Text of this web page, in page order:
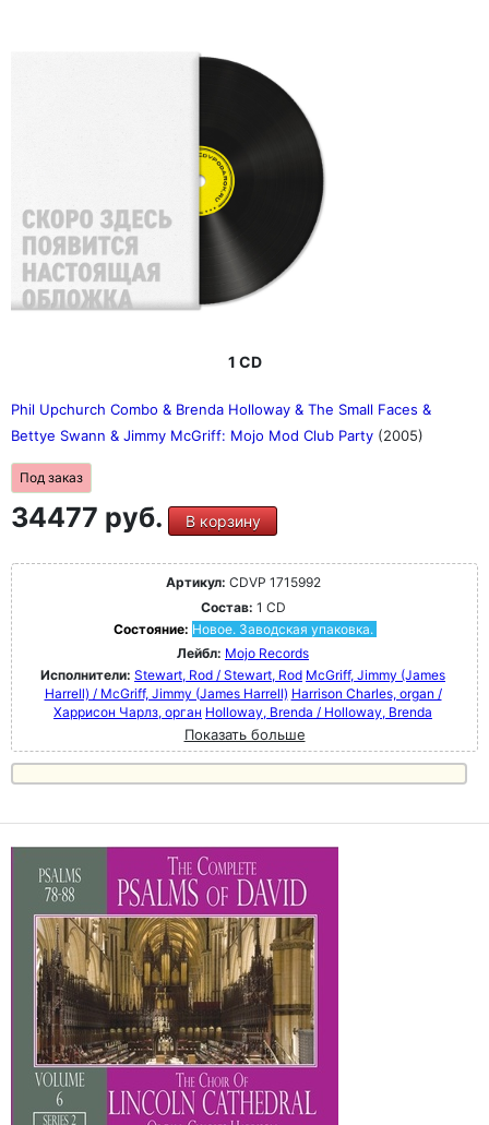
1 CD
Phil Upchurch Combo & Brenda Holloway & The Small Faces &
Bettye Swann & Jimmy McGriff: Mojo Mod Club Party (2005)
Под заказ
34477 руб. В корзину
Артикул: CDVP 1715992
Состав: 1 CD
Состояние: Новое. Заводская упаковка.
Лейбл: Mojo Records
Исполнители: Stewart, Rod / Stewart, Rod McGriff, Jimmy (James
Harrell) / McGriff, Jimmy (James Harrell) Harrison Charles, organ /
Харрисон Чарлз, орган Holloway, Brenda / Holloway, Brenda
Показать больше